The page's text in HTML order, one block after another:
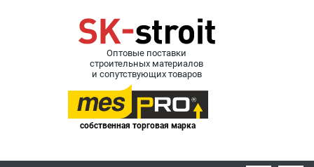
Оптовые поставки
строительных материалов
и сопутствующих товаров
собственная торговая марка